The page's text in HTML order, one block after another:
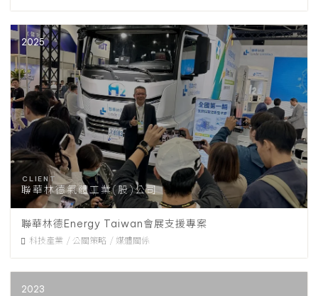
2025
聯華林德氣體工業(股)公司
聯華林德Energy Taiwan會展支援專案
科技產業 公關策略 媒體關係
2023